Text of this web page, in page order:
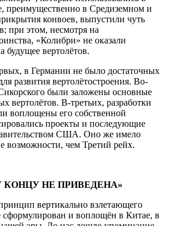
преимущественно в Средиземном и
конвоев, выпустили чуть
при этом, несмотря на
«Колибри» не оказали
вертолётов.
в Германии не было достаточных
развития вертолётостроения. Во-
были заложены основные
вертолётов. В-третьих, разработки
воплощены его собственной
проекты и последующие
США. Оно же имело
возможности, чем Третий рейх.
НЕ ПРИВЕДЕНА»
вертикально взлетающего
сформулирован и воплощён в Китае, в